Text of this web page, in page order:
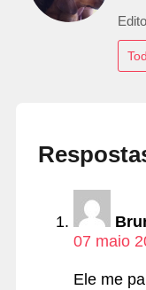
07 maio
Ele me